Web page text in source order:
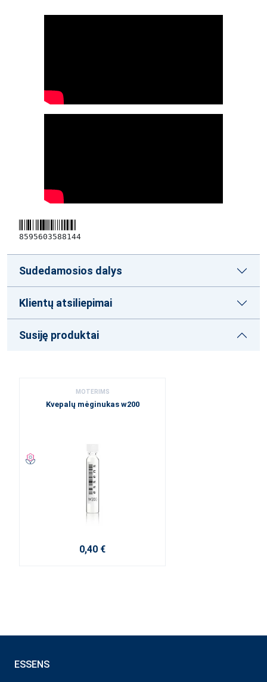
8595603588144
Sudedamosios dalys
Klientų atsiliepimai
Susiję produktai
MOTERIMS
Kvepalų mėginukas w200
0,40 €
ESSENS